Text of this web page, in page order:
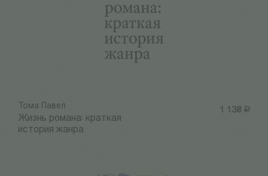
1 130 Р
Тома Павел
Жизнь романа: краткая
история жанра